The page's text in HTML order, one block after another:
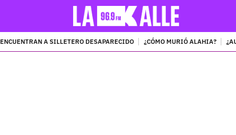
ENCUENTRAN A SILLETERO DESAPARECIDO ¿CÓMO MURIÓ ALAHIA?